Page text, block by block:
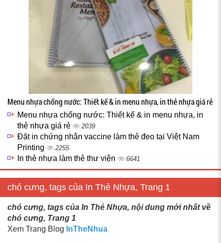
Menu nhựa chống nước: Thiết kế & in menu nhựa, in thẻ nhựa giá rẻ
Menu nhựa chống nước: Thiết kế & in menu nhựa, in
thẻ nhựa giá rẻ
2039
Đặt in chứng nhận vaccine làm thẻ đeo tại Việt Nam
Printing
2255
In thẻ nhựa làm thẻ thư viện 6641
chó cưng, tags của In Thẻ Nhựa, Trang 1
chó cưng, tags của In Thẻ Nhựa, nội dung mới nhất về
chó cưng, Trang 1
Xem Trang Blog InTheNhua